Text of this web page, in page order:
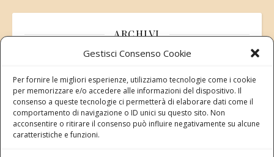
Gestisci Consenso Cookie
Per fornire le migliori esperienze, utilizziamo tecnologie come i cookie
per memorizzare e/o accedere alle informazioni del dispositivo. Il
consenso a queste tecnologie ci permetterà di elaborare dati come il
comportamento di navigazione o ID unici su questo sito. Non
acconsentire o ritirare il consenso può influire negativamente su alcune
caratteristiche e funzioni.
ARCHIVI
Modifica consenso